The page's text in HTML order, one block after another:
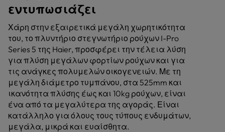
εντυπωσιάζει
Χάρη στην εξαιρετικά μεγάλη χωρητικότητα
του, το πλυντήριο στεγνωτήριο ρούχων I-Pro
Series 5 της Haier, προσφέρει την τέλεια λύση
για πλύση μεγάλων φορτίων ρούχων και για
τις ανάγκες πολυμελών οικογενειών. Με τη
μεγάλη διάμετρο τυμπάνου, στα 525mm και
ικανότητα πλύσης έως και 10kg ρούχων, είναι
ένα από τα μεγαλύτερα της αγοράς. Είναι
κατάλληλο για όλους τους τύπους ενδυμάτων,
μεγάλα, μικρά και ευαίσθητα.